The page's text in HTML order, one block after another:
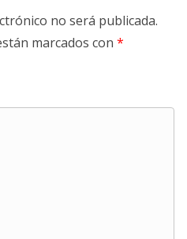
no será publicada.
marcados con *